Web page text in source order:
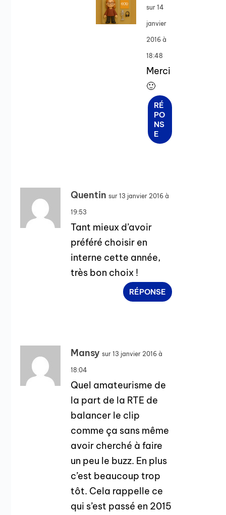
sur 14
janvier
2016 à
18:48
Merci
🙂
RÉ
PO
NS
E
Quentin sur 13 janvier 2016 à
19:53
Tant mieux d’avoir
préféré choisir en
interne cette année,
très bon choix !
RÉPONSE
Mansy sur 13 janvier 2016 à
18:04
Quel amateurisme de
la part de la RTE de
balancer le clip
comme ça sans même
avoir cherché à faire
un peu le buzz. En plus
c’est beaucoup trop
tôt. Cela rappelle ce
qui s’est passé en 2015